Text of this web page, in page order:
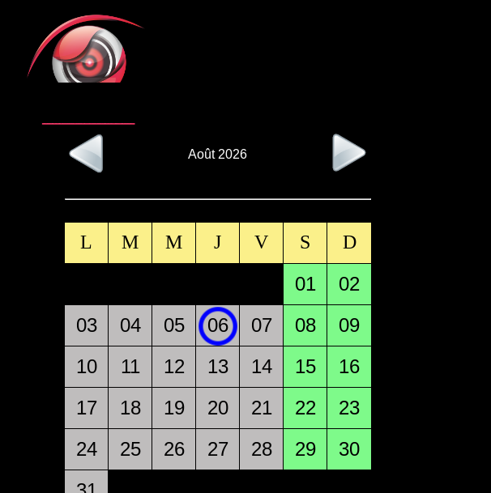
Août 2026
L M M J V S D
01
02
03
04 05 06 07 08
09
10
11 12 13 14 15
16
17
18 19 20 21 22
23
24
25 26 27 28 29
30